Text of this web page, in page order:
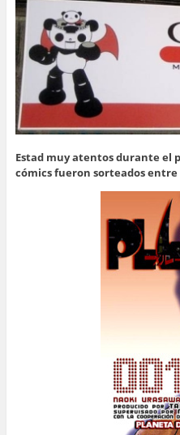
Estad muy atentos durante el
cómics fueron sorteados